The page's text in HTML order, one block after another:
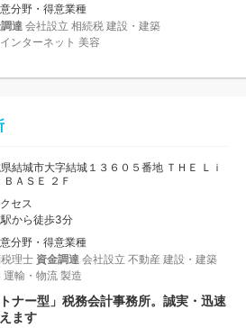
分野・得意業種
達 会社設立 相続税 建設・建築
ンターネット 美容
結城市大字結城１３６０５番地 ＴＨＥ Ｌｉ
ＢＡＳＥ ２Ｆ
セス
から徒歩3分
分野・得意業種
理士 資金調達 会社設立 不動産 建設・建築
運輸・物流 製造
ナー型」税務会計事務所。誠実・迅速
ます